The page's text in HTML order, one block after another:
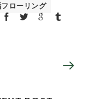
ローリング